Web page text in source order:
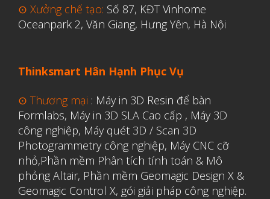
⊙ Xưởng chế tạo: Số 87, KĐT Vinhome
Oceanpark 2, Văn Giang, Hưng Yên, Hà Nội
Thinksmart Hân Hạnh Phục Vụ
⊙ Thương mại : Máy in 3D Resin để bàn
Formlabs, Máy in 3D SLA Cao cấp , Máy 3D
công nghiệp, Máy quét 3D / Scan 3D
Photogrammetry công nghiệp, Máy CNC cỡ
nhỏ,Phần mềm Phân tích tính toán & Mô
phỏng Altair, Phần mềm Geomagic Design X &
Geomagic Control X, gói giải pháp công nghiệp.